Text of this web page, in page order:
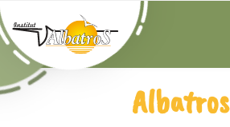
Passer au contenu principal
Albatros